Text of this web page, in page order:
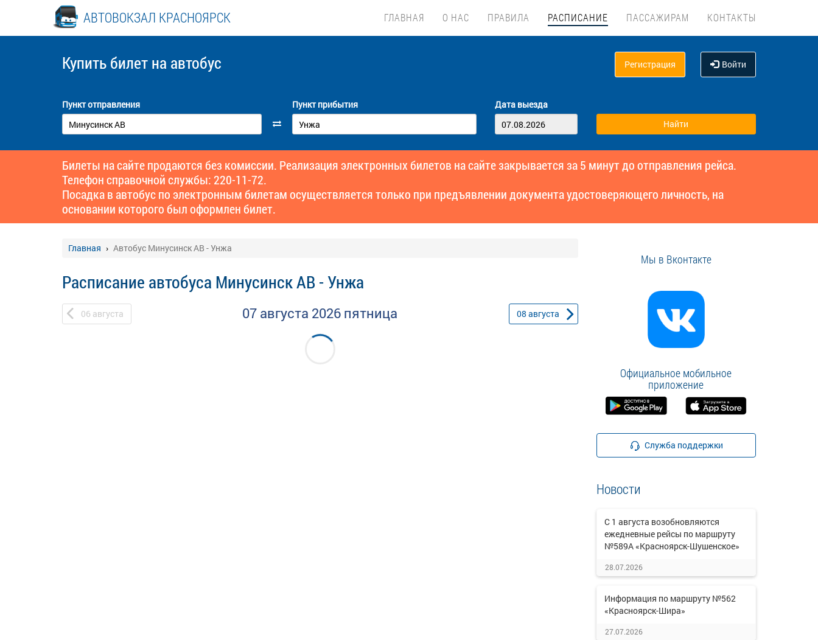
АВТОВОКЗАЛ КРАСНОЯРСК ГЛАВНАЯ О НАС ПРАВИЛА РАСПИСАНИЕ ПАССАЖИРАМ КОНТАКТЫ
Купить билет на автобус Регистрация Войти
Пункт отправления Пункт прибытия Дата выезда
Билеты на сайте продаются без комиссии. Реализация электронных билетов на сайте закрывается за 5 минут до отправления рейса.
Телефон справочной службы: 220-11-72.
Посадка в автобус по электронным билетам осуществляется только при предъявлении документа удостоверяющего личность, на
основании которого был оформлен билет.
Главная Автобус Минусинск АВ - Унжа
Расписание автобуса Минусинск АВ - Унжа
06 августа 07 августа 2026 пятница 08 августа
Мы в Вконтакте
Официальное мобильное
приложение
Служба поддержки
Новости
С 1 августа возобновляются
ежедневные рейсы по маршруту
№589А «Красноярск-Шушенское»
28.07.2026
Информация по маршруту №562
«Красноярск-Шира»
27.07.2026